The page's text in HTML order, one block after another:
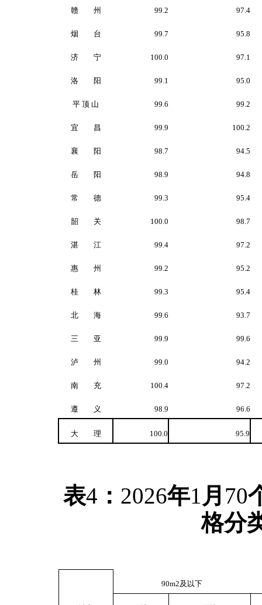
赣 州 99.2 97.4
烟 台 99.7 95.8
济 宁 100.0 97.1
洛 阳 99.1 95.0
平 顶 山 99.6 99.2
宜 昌 99.9 100.2
襄 阳 98.7 94.5
岳 阳 98.9 94.8
常 德 99.3 95.4
韶 关 100.0 98.7
湛 江 99.4 97.2
惠 州 99.2 95.2
桂 林 99.3 95.4
北 海 99.6 93.7
三 亚 99.9 99.6
泸 州 99.0 94.2
南 充 100.4 97.2
遵 义 98.9 96.6
大 理 100.0 95.9
表4 ： 2026年1 月 70
格分
90m2及以下